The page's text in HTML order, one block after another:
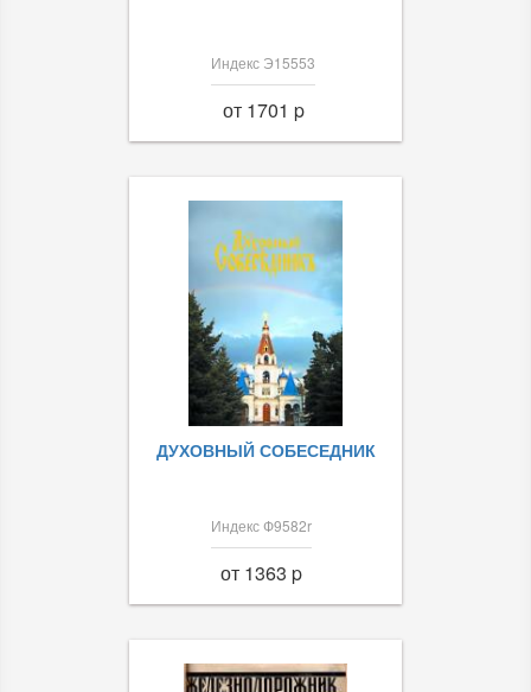
Индекс Э15553
от 1701 p
ДУХОВНЫЙ СОБЕСЕДНИК
Индекс Ф9582r
от 1363 p